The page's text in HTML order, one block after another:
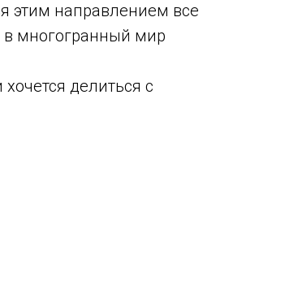
этим направлением все
в многогранный мир
делиться с